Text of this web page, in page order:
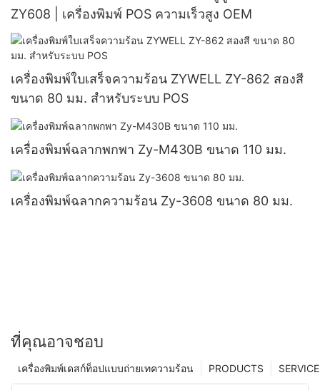
ZY608 | เครื่องพิมพ์ POS ความเร็วสูง OEM
เครื่องพิมพ์ใบเสร็จความร้อน ZYWELL ZY-862 สองสี
ขนาด 80 มม. สำหรับระบบ POS
เครื่องพิมพ์ฉลากพกพา Zy-M430B ขนาด 110 มม.
เครื่องพิมพ์ฉลากความร้อน Zy-3608 ขนาด 80 มม.
ที่คุณอาจชอบ
SERVICE
PRODUCTS
เครื่องพิมพ์เดสก์ท็อปแบบถ่ายเทความร้อน